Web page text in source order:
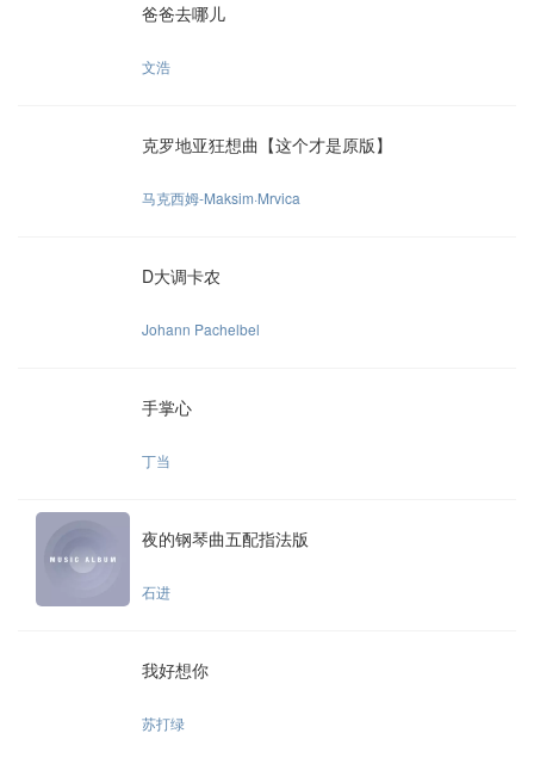
爸爸去哪儿
文浩
克罗地亚狂想曲【这个才是原版】
马克西姆-Maksim·Mrvica
D大调卡农
Johann Pachelbel
手掌心
丁当
夜的钢琴曲五配指法版
石进
我好想你
苏打绿